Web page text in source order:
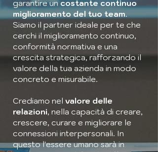
garantire un costante continuo
miglioramento del tuo team.​
Siamo il partner ideale per te che
cerchi il miglioramento continuo,
conformità normativa e una
crescita strategica, rafforzando il
valore della tua azienda in modo
concreto e misurabile.
​Crediamo nel valore delle
relazioni, nella capacità di creare,
crescere, curare e migliorare le
connessioni interpersonali. In
questo l'essere umano sarà in